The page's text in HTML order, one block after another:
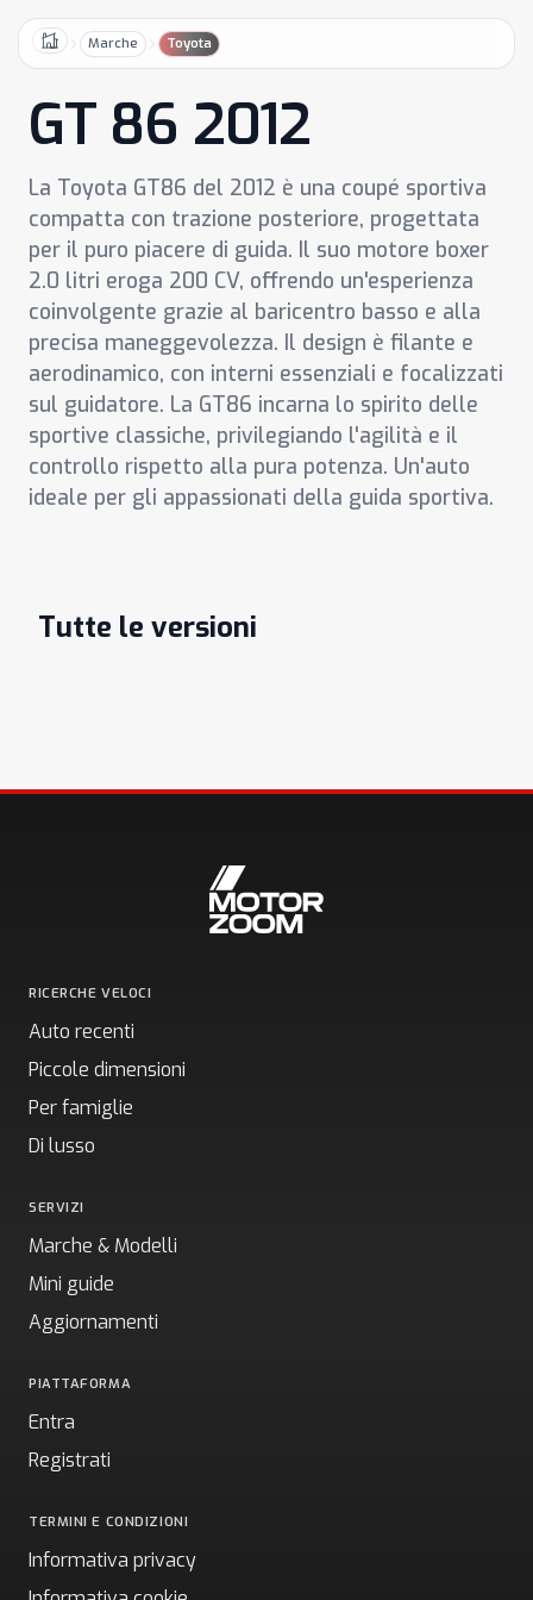
HomeMarche Toyota
GT 86 2012
La Toyota GT86 del 2012 è una coupé sportiva
compatta con trazione posteriore, progettata
per il puro piacere di guida. Il suo motore boxer
2.0 litri eroga 200 CV, offrendo un'esperienza
coinvolgente grazie al baricentro basso e alla
precisa maneggevolezza. Il design è filante e
aerodinamico, con interni essenziali e focalizzati
sul guidatore. La GT86 incarna lo spirito delle
sportive classiche, privilegiando l'agilità e il
controllo rispetto alla pura potenza. Un'auto
ideale per gli appassionati della guida sportiva.
Tutte le versioni
RICERCHE VELOCI
Auto recenti
Piccole dimensioni
Per famiglie
Di lusso
SERVIZI
Marche & Modelli
Mini guide
Aggiornamenti
PIATTAFORMA
Entra
Registrati
TERMINI E CONDIZIONI
Informativa privacy